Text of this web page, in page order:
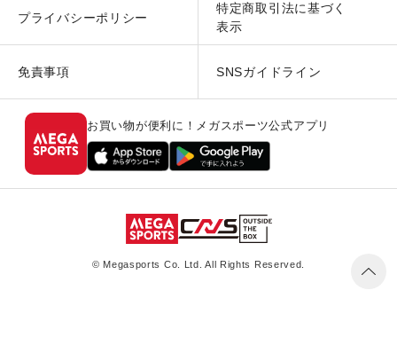
プライバシーポリシー
特定商取引法に基づく
表示
免責事項 SNSガイドライン
お買い物が便利に！メガスポーツ公式アプリ
© Megasports Co. Ltd. All Rights Reserved.